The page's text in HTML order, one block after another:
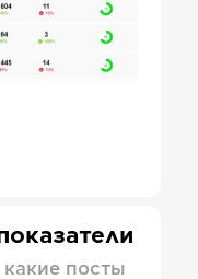
какие посты